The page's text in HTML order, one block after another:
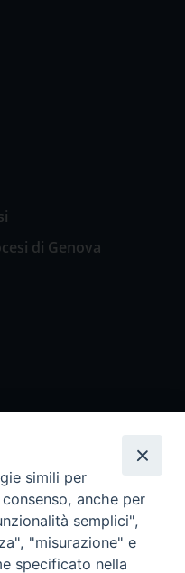
di Genova
simili per
anche per
semplici",
"misurazione" e
specificato nella